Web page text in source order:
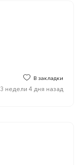
В закладки
3 недели 4 дня назад